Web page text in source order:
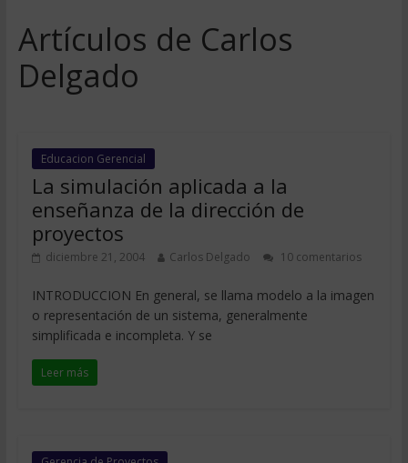
Artículos de Carlos
Delgado
Educacion Gerencial
La simulación aplicada a la
enseñanza de la dirección de
proyectos
diciembre 21, 2004 Carlos Delgado 10 comentarios
INTRODUCCION En general, se llama modelo a la imagen
o representación de un sistema, generalmente
simplificada e incompleta. Y se
Leer más